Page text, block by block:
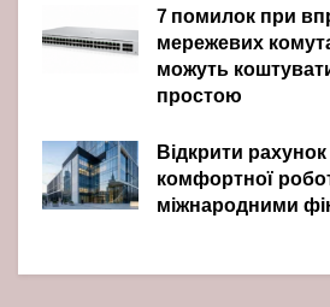
7 помилок при
мережевих
можуть
простою
Відкрити
комфортної
міжнародними